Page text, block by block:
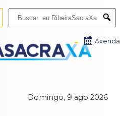
Domingo, 9 ago 2026
Axenda